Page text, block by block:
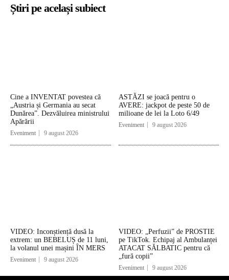
Știri pe același subiect
Cine a INVENTAT povestea că
„Austria și Germania au secat
Dunărea”. Dezvăluirea ministrului
Apărării
Eveniment 9 august 2026
ASTĂZI se joacă pentru o
AVERE: jackpot de peste 50 de
milioane de lei la Loto 6/49
Eveniment 9 august 2026
VIDEO: Inconștiență dusă la
extrem: un BEBELUȘ de 11 luni,
la volanul unei mașini ÎN MERS
Eveniment 9 august 2026
VIDEO: „Perfuzii” de PROSTIE
pe TikTok. Echipaj al Ambulanței
ATACAT SĂLBATIC pentru că
„fură copii”
Eveniment 9 august 2026